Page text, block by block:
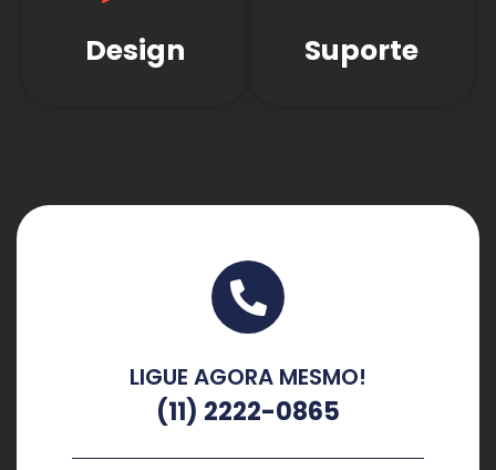
Design Suporte
LIGUE AGORA MESMO!
(11) 2222-0865